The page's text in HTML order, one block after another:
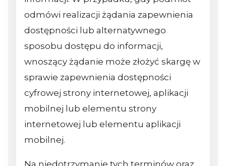
odmówi realizacji żądania zapewnienia
dostępności lub alternatywnego
sposobu dostępu do informacji,
wnoszący żądanie może złożyć skargę w
sprawie zapewnienia dostępności
cyfrowej strony internetowej, aplikacji
mobilnej lub elementu strony
internetowej lub elementu aplikacji
mobilnej.